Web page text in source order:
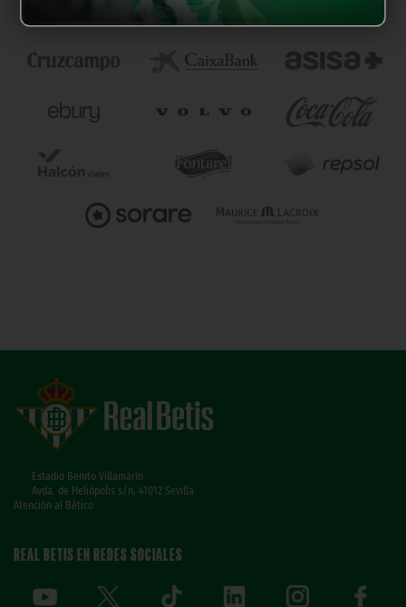
Estadio Benito Villamarín
Avda. de Heliópolis s/n, 41012 Sevilla
Atención al Bético
REAL BETIS EN REDES SOCIALES